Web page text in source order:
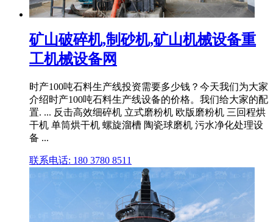
矿山破碎机,制砂机,矿山机械设备重
工机械设备网
时产100吨石料生产线投资需要多少钱？今天我们为大家
介绍时产100吨石料生产线设备的价格。我们给大家的配
置. ... 反击高效细碎机 立式磨粉机 欧版磨粉机 三回程烘
干机 单筒烘干机 螺旋溜槽 陶瓷球磨机 污水净化处理设
备 ...
联系电话: 180 3780 8511